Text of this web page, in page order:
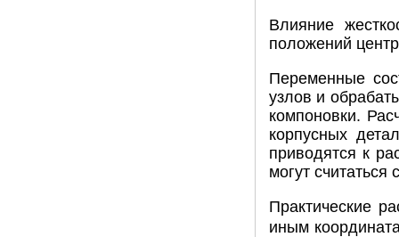
Влияние
положений
Переменные
узлов и
компоновки.
корпусных
приводятся к
могут
Практические
иным